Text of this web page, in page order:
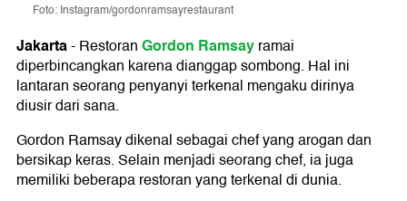
Foto: Instagram/gordonramsayrestaurant
Jakarta-RestoranGordon Ramsayramai
diperbincangkan karena dianggap sombong. Hal ini
lantaran seorang penyanyi terkenal mengaku dirinya
diusir dari sana.
Gordon Ramsay dikenal sebagai chef yang arogan dan
bersikap keras. Selain menjadi seorang chef, ia juga
memiliki beberapa restoran yang terkenal di dunia.